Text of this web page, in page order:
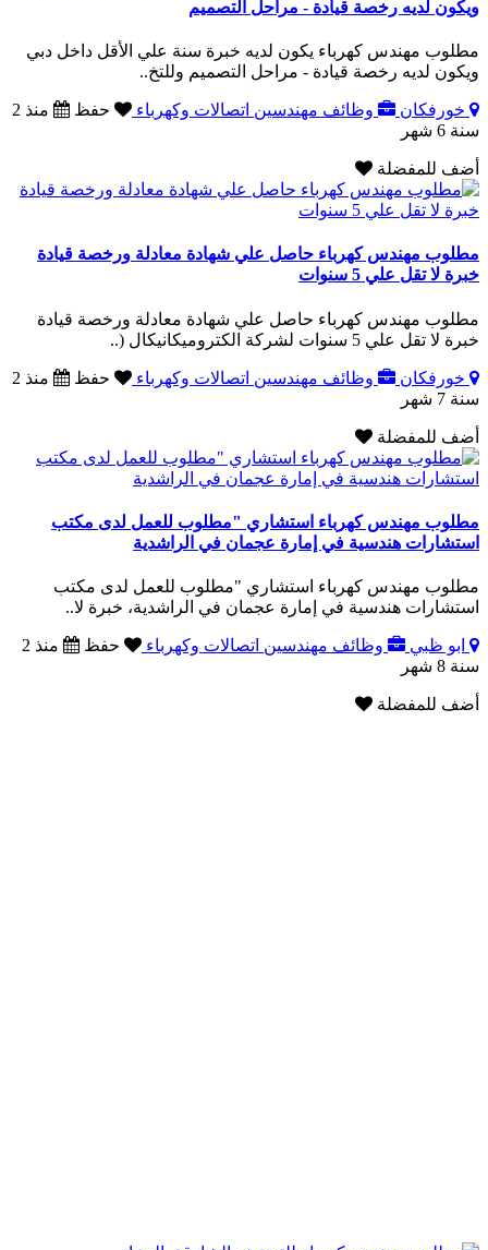
ويكون لديه رخصة قيادة - مراحل التصميم
مطلوب مهندس كهرباء يكون لديه خبرة سنة علي الأقل داخل دبي
ويكون لديه رخصة قيادة - مراحل التصميم وللتخ..
خورفكان وظائف مهندسين اتصالات وكهرباء حفظ
منذ 2
سنة 6 شهر
أضف للمفضلة
مطلوب مهندس كهرباء حاصل علي شهادة معادلة ورخصة قيادة
خبرة لا تقل علي 5 سنوات
مطلوب مهندس كهرباء حاصل علي شهادة معادلة ورخصة قيادة
خبرة لا تقل علي 5 سنوات لشركة الكتروميكانيكال (..
خورفكان وظائف مهندسين اتصالات وكهرباء حفظ
منذ 2
سنة 7 شهر
أضف للمفضلة
مطلوب مهندس كهرباء استشاري "مطلوب للعمل لدى مكتب
استشارات هندسية في إمارة عجمان في الراشدية
مطلوب مهندس كهرباء استشاري "مطلوب للعمل لدى مكتب
استشارات هندسية في إمارة عجمان في الراشدية، خبرة لا..
ابو ظبي وظائف مهندسين اتصالات وكهرباء حفظ
منذ 2
سنة 8 شهر
أضف للمفضلة